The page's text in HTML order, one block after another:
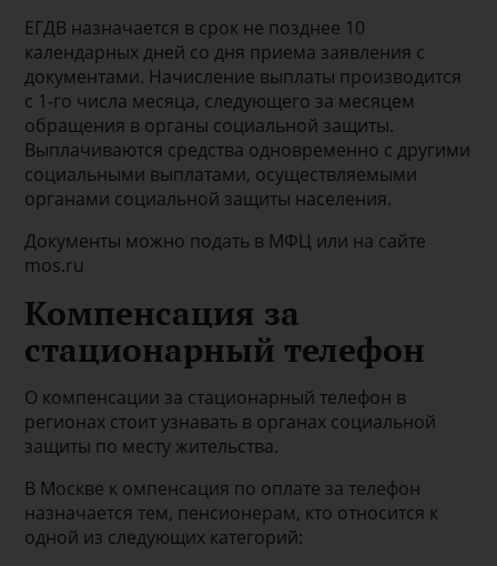
ЕГДВ назначается в срок не позднее 10
календарных дней со дня приема заявления с
документами. Начисление выплаты производится
с 1-го числа месяца, следующего за месяцем
обращения в органы социальной защиты.
Выплачиваются средства одновременно с другими
социальными выплатами, осуществляемыми
органами социальной защиты населения.
Документы можно подать в МФЦ или на сайте
mos.ru
Компенсация за
стационарный телефон
О компенсации за стационарный телефон в
регионах стоит узнавать в органах социальной
защиты по месту жительства.
В Москве к омпенсация по оплате за телефон
назначается тем, пенсионерам, кто относится к
одной из следующих категорий: